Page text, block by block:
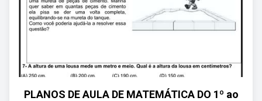
PLANOS DE AULA DE MATEMÁTICA DO 1º ao